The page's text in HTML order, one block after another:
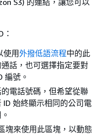
S3) 的連結，讓您可以
使用外撥低語流程中的此
話，也可選擇指定要對
編號。
電話號碼，但希望從聯
始終顯示相同的公司電
塊來使用此區塊，以動態